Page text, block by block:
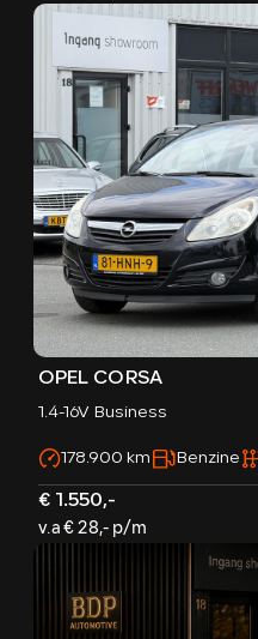
OPEL CORSA
1.4-16V Business
178.900 km Benzine
€ 1.550,-
v.a € 28,- p/m